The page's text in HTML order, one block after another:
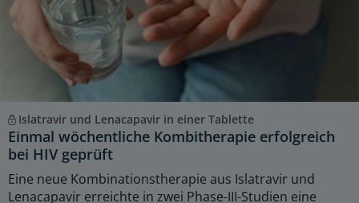
Islatravir und Lenacapavir in einer Tablette
Einmal wöchentliche Kombitherapie erfolgreich
bei HIV geprüft
Eine neue Kombinationstherapie aus Islatravir und
Lenacapavir erreichte in zwei Phase-III-Studien eine